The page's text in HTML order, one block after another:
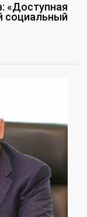
«Доступная
социальный